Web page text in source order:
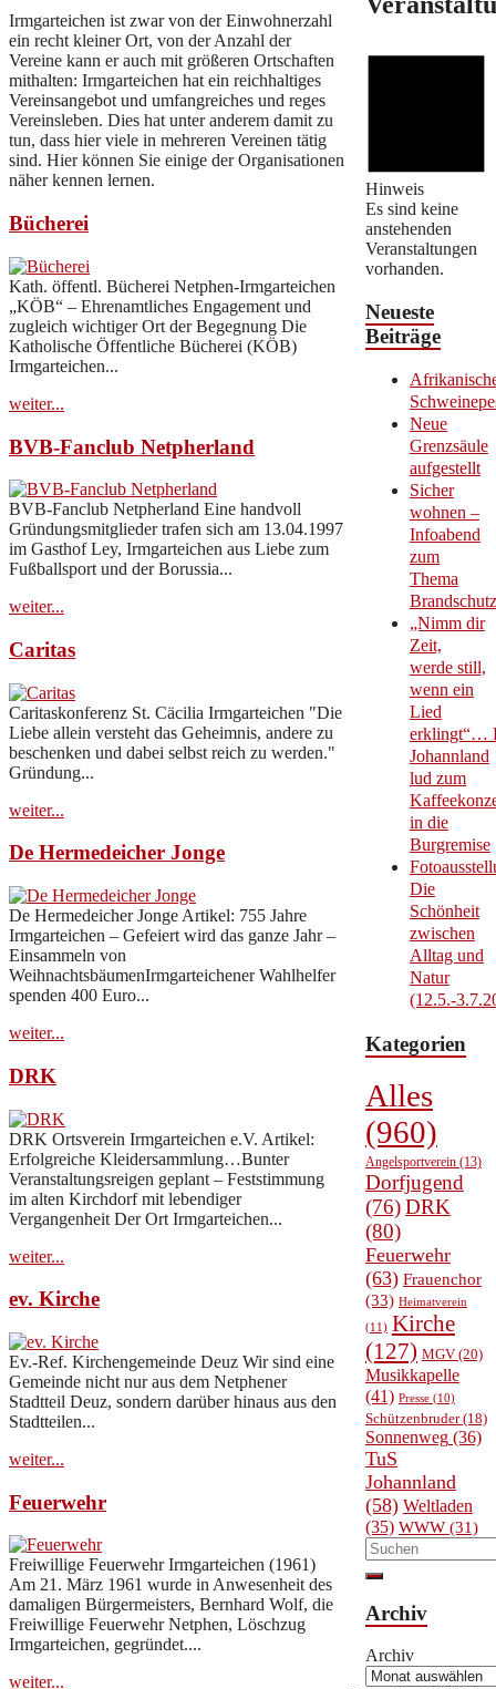
Irmgarteichen ist zwar von der Einwohnerzahl
ein recht kleiner Ort, von der Anzahl der
Vereine kann er auch mit größeren Ortschaften
mithalten: Irmgarteichen hat ein reichhaltiges
Vereinsangebot und umfangreiches und reges
Vereinsleben. Dies hat unter anderem damit zu
tun, dass hier viele in mehreren Vereinen tätig
sind. Hier können Sie einige der Organisationen
näher kennen lernen.
Bücherei
Kath. öffentl. Bücherei Netphen-Irmgarteichen
„KÖB“ – Ehrenamtliches Engagement und
zugleich wichtiger Ort der Begegnung Die
Katholische Öffentliche Bücherei (KÖB)
Irmgarteichen...
weiter...
BVB-Fanclub Netpherland
BVB-Fanclub Netpherland Eine handvoll
Gründungsmitglieder trafen sich am 13.04.1997
im Gasthof Ley, Irmgarteichen aus Liebe zum
Fußballsport und der Borussia...
weiter...
Caritas
Caritaskonferenz St. Cäcilia Irmgarteichen "Die
Liebe allein versteht das Geheimnis, andere zu
beschenken und dabei selbst reich zu werden."
Gründung...
weiter...
De Hermedeicher Jonge
De Hermedeicher Jonge Artikel: 755 Jahre
Irmgarteichen – Gefeiert wird das ganze Jahr –
Einsammeln von
WeihnachtsbäumenIrmgarteichener Wahlhelfer
spenden 400 Euro...
weiter...
DRK
DRK Ortsverein Irmgarteichen e.V. Artikel:
Erfolgreiche Kleidersammlung…Bunter
Veranstaltungsreigen geplant – Feststimmung
im alten Kirchdorf mit lebendiger
Vergangenheit Der Ort Irmgarteichen...
weiter...
ev. Kirche
Ev.-Ref. Kirchengemeinde Deuz Wir sind eine
Gemeinde nicht nur aus dem Netphener
Stadtteil Deuz, sondern darüber hinaus aus den
Stadtteilen...
weiter...
Feuerwehr
Freiwillige Feuerwehr Irmgarteichen (1961)
Am 21. März 1961 wurde in Anwesenheit des
damaligen Bürgermeisters, Bernhard Wolf, die
Freiwillige Feuerwehr Netphen, Löschzug
Irmgarteichen, gegründet....
weiter...
Hinweis
Es sind keine
anstehenden
Veranstaltungen
vorhanden.
Neueste
Beiträge
Neue
Grenzsäule
aufgestellt
Sicher
wohnen –
Infoabend
zum
Thema
Brandschutz
„Nimm dir
Zeit,
werde still,
wenn ein
Lied
erklingt“…
Johannland
lud zum
in die
Burgremise
Die
Schönheit
zwischen
Alltag und
Natur
(12.5.-
Kategorien
Alles
(960)
Angelsportverein(13)
Dorfjugend
(76)DRK
(80)
Feuerwehr
(63) Frauenchor
(33) Heimatverein
(11) Kirche
(127) MGV(20)
Musikkapelle
(41) Presse(10)
Schützenbruder(18)
Sonnenweg(36)
TuS
Johannland
(58) Weltladen
(35) WWW(31)
Archiv
Archiv